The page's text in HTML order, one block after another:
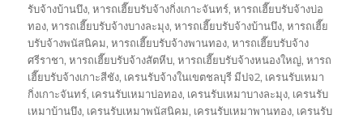
รับจ้างบ้านบึง,หารถเฮี๊ยบรับจ้างกิ่งเกาะจันทร์,หารถเฮี๊ยบรับจ้างบ่อ
ทอง,หารถเฮี๊ยบรับจ้างบางละมุง,หารถเฮี๊ยบรับจ้างบ้านบึง,หารถเฮี๊ย
บรับจ้างพนัสนิคม,หารถเฮี๊ยบรับจ้างพานทอง,หารถเฮี๊ยบรับจ้าง
ศรีราชา,หารถเฮี๊ยบรับจ้างสัตหีบ,หารถเฮี๊ยบรับจ้างหนองใหญ่,หารถ
เฮี๊ยบรับจ้างเกาะสีชัง, เครนรับจ้างในเขตชลบุรี มีปจ2, เครนรับเหมา
กิ่งเกาะจันทร์, เครนรับเหมาบ่อทอง, เครนรับเหมาบางละมุง, เครนรับ
เหมาบ้านบึง, เครนรับเหมาพนัสนิคม, เครนรับเหมาพานทอง, เครนรับ